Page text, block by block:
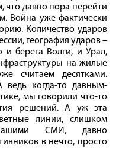
что давно пора перейти
Война уже фактически
Количество ударов
география ударов –
и берега Волги, и Урал,
на жилые
считаем десятками.
когда-то давным-
мы говорили что-то
решений. А уж эта
линии, слишком
нашими СМИ, давно
в нечто, просто